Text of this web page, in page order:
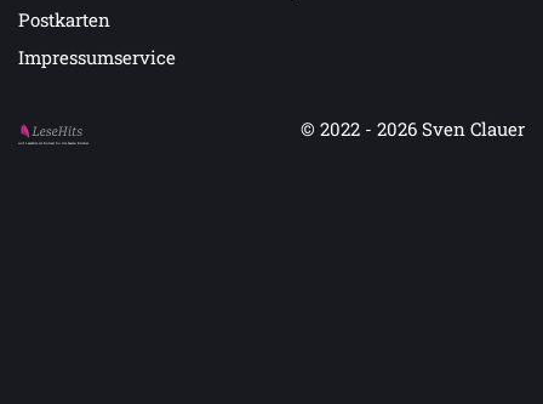
Postkarten
Impressumservice
Auf LeseHits.de findest Du die besten Bücher.
© 2022 - 2026 Sven Clauer